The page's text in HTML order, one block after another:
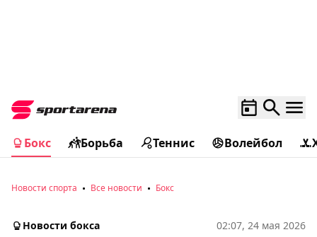
Бокс Борьба Теннис Волейбол
Новости спорта Все новости Бокс
Новости бокса 02:07, 24 мая 2026